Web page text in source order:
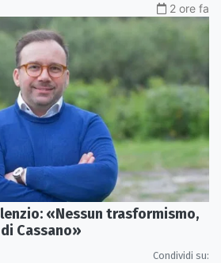
2 ore fa
«Nessun trasformismo,
Cassano»
Condividi su: